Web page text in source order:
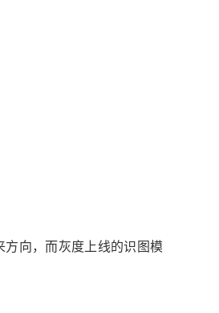
向，而灰度上线的识图模